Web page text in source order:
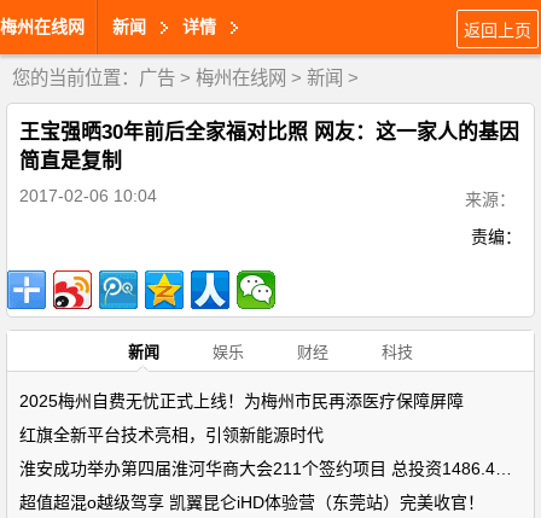
梅州在线网 新闻 详情 返回上页
您的当前位置： 广告 > 梅州在线网 > 新闻 >
王宝强晒30年前后全家福对比照 网友：这一家人的基因
简直是复制
2017-02-06 10:04
来源：
责编：
新闻 娱乐 财经 科技
2025梅州自费无忧正式上线！为梅州市民再添医疗保障屏障
红旗全新平台技术亮相，引领新能源时代
超值超混o越级驾享 凯翼昆仑iHD体验营（东莞站）完美收官！